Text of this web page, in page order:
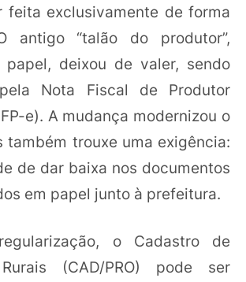
feita exclusivamente de forma
antigo “talão do produtor”,
papel, deixou de valer, sendo
Nota Fiscal de Produtor
e). A mudança modernizou o
também trouxe uma exigência:
de dar baixa nos documentos
em papel junto à prefeitura.
o Cadastro de
(CAD/PRO) pode ser